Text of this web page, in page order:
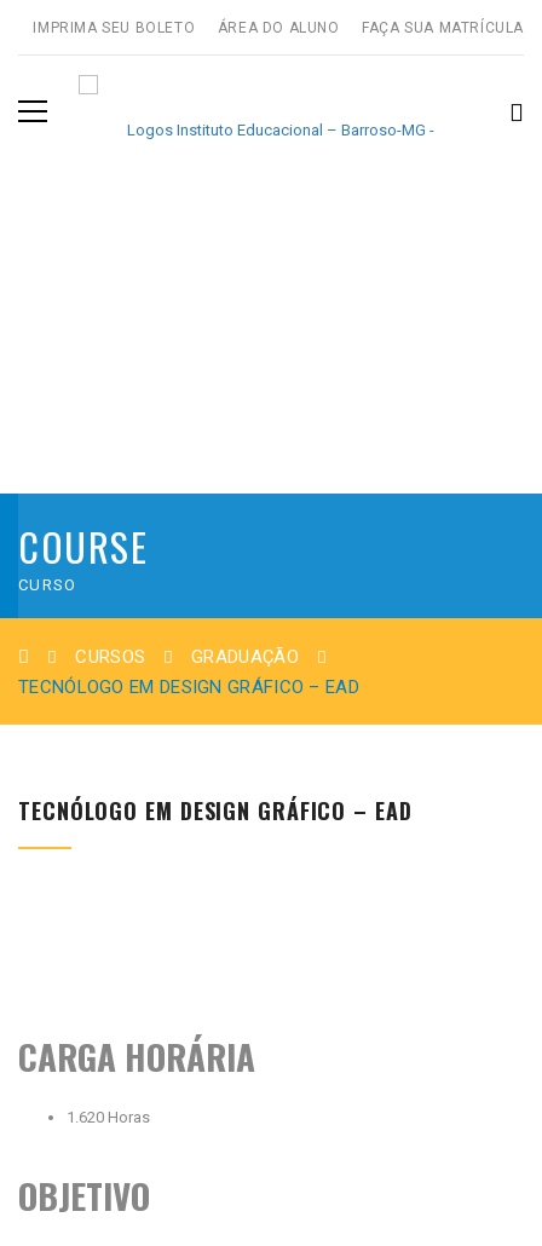
IMPRIMA SEU BOLETO ÁREA DO ALUNO FAÇA SUA MATRÍCULA
COURSE
CURSO
CURSOS
GRADUAÇÃO
TECNÓLOGO EM DESIGN GRÁFICO – EAD
TECNÓLOGO EM DESIGN GRÁFICO – EAD
CARGA HORÁRIA
1.620 Horas
OBJETIVO